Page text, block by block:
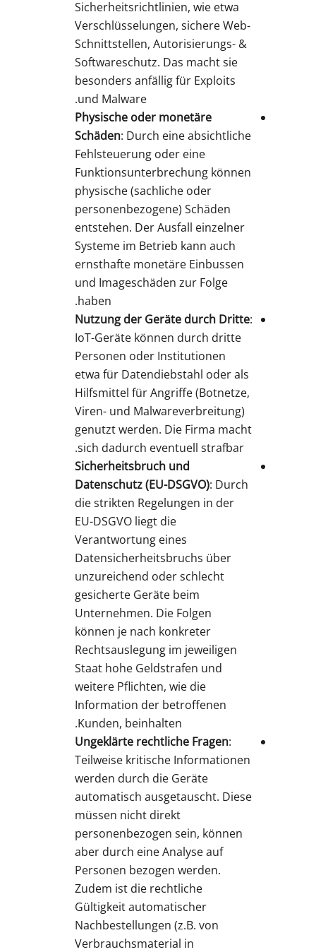
Sicherheitsrichtlinien, wie etwa
Verschlüsselungen, sichere Web-
Schnittstellen, Autorisierungs- &
Softwareschutz. Das macht sie
besonders anfällig für Exploits
und Malware.
Physische oder monetäre
Schäden: Durch eine absichtliche
Fehlsteuerung oder eine
Funktionsunterbrechung können
physische (sachliche oder
personenbezogene) Schäden
entstehen. Der Ausfall einzelner
Systeme im Betrieb kann auch
ernsthafte monetäre Einbussen
und Imageschäden zur Folge
haben.
Nutzung der Geräte durch Dritte:
IoT-Geräte können durch dritte
Personen oder Institutionen
etwa für Datendiebstahl oder als
Hilfsmittel für Angriffe (Botnetze,
Viren- und Malwareverbreitung)
genutzt werden. Die Firma macht
sich dadurch eventuell strafbar.
Sicherheitsbruch und
Datenschutz (EU-DSGVO): Durch
die strikten Regelungen in der
EU-DSGVO liegt die
Verantwortung eines
Datensicherheitsbruchs über
unzureichend oder schlecht
gesicherte Geräte beim
Unternehmen. Die Folgen
können je nach konkreter
Rechtsauslegung im jeweiligen
Staat hohe Geldstrafen und
weitere Pflichten, wie die
Information der betroffenen
Kunden, beinhalten.
Ungeklärte rechtliche Fragen:
Teilweise kritische Informationen
werden durch die Geräte
automatisch ausgetauscht. Diese
müssen nicht direkt
personenbezogen sein, können
aber durch eine Analyse auf
Personen bezogen werden.
Zudem ist die rechtliche
Gültigkeit automatischer
Nachbestellungen (z.B. von
Verbrauchsmaterial in